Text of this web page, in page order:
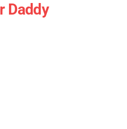
Daddy